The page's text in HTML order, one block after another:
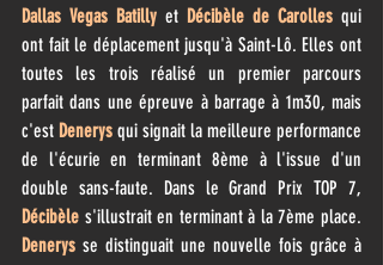
Dallas Vegas Batilly et Décibèle de Carolles qui
ont fait le déplacement jusqu'à Saint-Lô. Elles ont
toutes les trois réalisé un premier parcours
parfait dans une épreuve à barrage à 1m30, mais
c'est Denerys qui signait la meilleure performance
de l'écurie en terminant 8ème à l'issue d'un
Décibèle
Denerys se distinguait une nouvelle fois grâce à